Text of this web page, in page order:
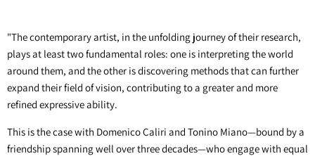
"The contemporary artist, in the unfolding journey of their research,
plays at least two fundamental roles: one is interpreting the world
around them, and the other is discovering methods that can further
expand their field of vision, contributing to a greater and more
refined expressive ability.
This is the case with Domenico Caliri and Tonino Miano—bound by a
friendship spanning well over three decades—who engage with equal